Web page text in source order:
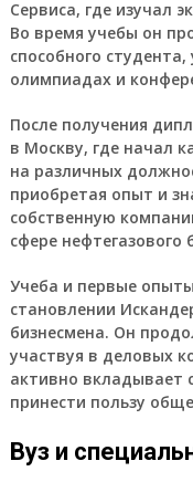
Сервиса, где изучал
Во время учебы он
способного
олимпиадах и
После получения
в Москву, где начал
на различных
приобретая опыт и
собственную
сфере нефтегазового
Учеба и первые
становлении
бизнесмена. Он
участвуя в деловых
активно вкладывает
принести пользу
Вуз и